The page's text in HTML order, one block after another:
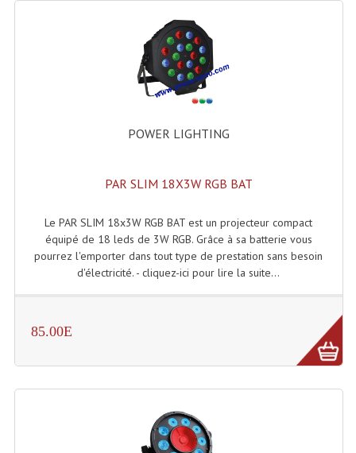
Karaoké Materiel Lecteur Etc...
Matériel Karaoké
Disque DVD
Disque LD (30 Cm.)
PLAN ACCES, LES HORAIRES
CRÉER UN COMPTE
POWER LIGHTING
PAR SLIM 18X3W RGB BAT
Le PAR SLIM 18x3W RGB BAT est un projecteur compact
équipé de 18 leds de 3W RGB. Grâce à sa batterie vous
pourrez l'emporter dans tout type de prestation sans besoin
d'électricité. - cliquez-ici pour lire la suite...
85.00E